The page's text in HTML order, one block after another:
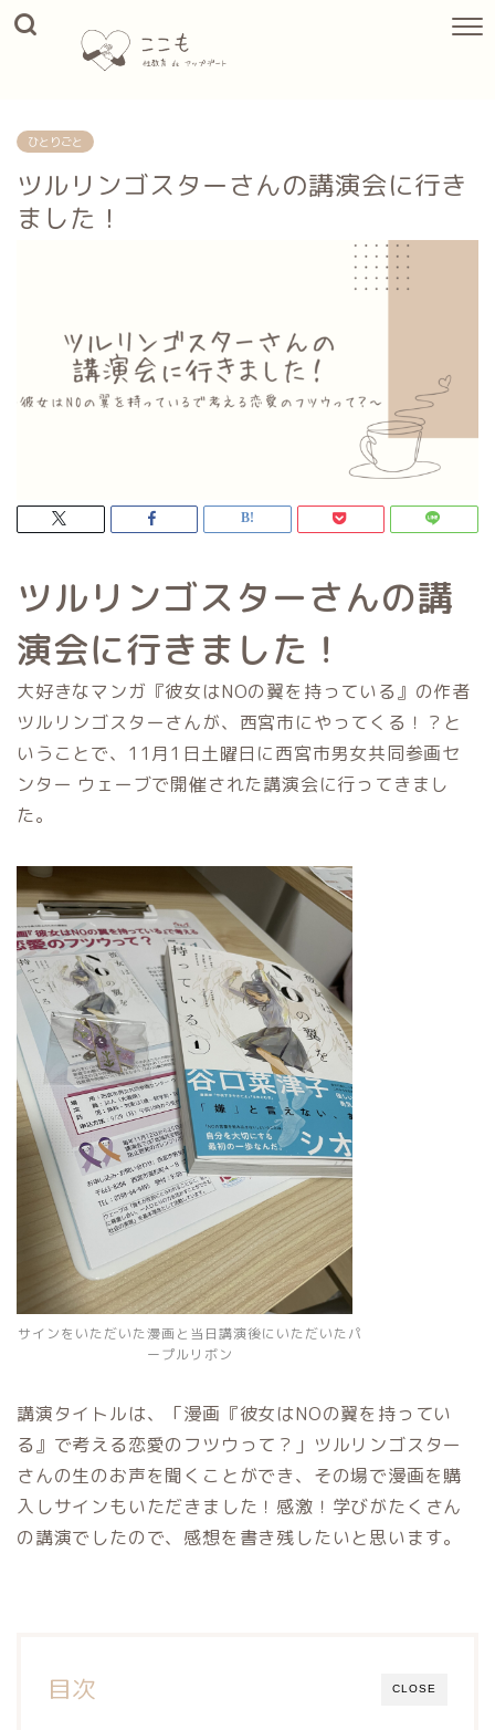
ひとりごと
ツルリンゴスターさんの講演会に行き
ました！
ツルリンゴスターさんの講
演会に行きました！
大好きなマンガ『彼女はNOの翼を持っている』の作者
ツルリンゴスターさんが、西宮市にやってくる！？と
いうことで、11月1日土曜日に西宮市男女共同参画セ
ンター ウェーブで開催された講演会に行ってきまし
た。
サインをいただいた漫画と当日講演後にいただいたパ
ープルリボン
講演タイトルは、「漫画『彼女はNOの翼を持ってい
る』で考える恋愛のフツウって？」ツルリンゴスター
さんの生のお声を聞くことができ、その場で漫画を購
入しサインもいただきました！感激！学びがたくさん
の講演でしたので、感想を書き残したいと思います。
CLOSE
目次